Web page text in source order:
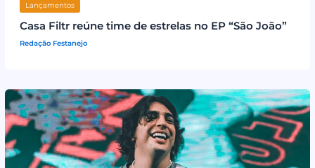
Lançamentos
Casa Filtr reúne time de estrelas no EP “São João”
Redação Festanejo